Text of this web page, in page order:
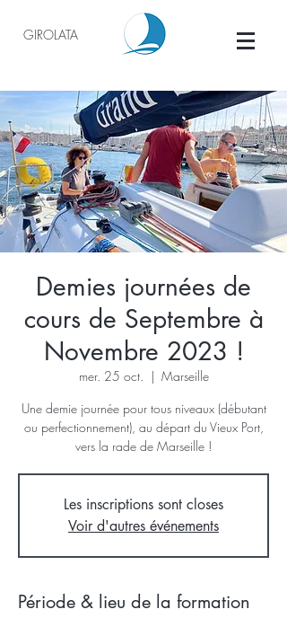
GIROLATA
Demies journées de
cours de Septembre à
Novembre 2023 !
mer. 25 oct.
  |
Marseille
Une demie journée pour tous niveaux (débutant
ou perfectionnement), au départ du Vieux Port,
vers la rade de Marseille !
Les inscriptions sont closes
Voir d'autres événements
Période & lieu de la formation